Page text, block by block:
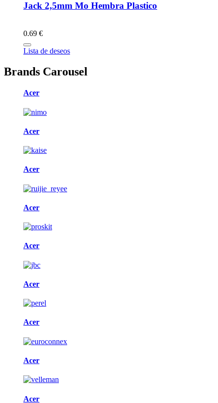
Jack 2,5mm Mo Hembra Plastico
0.69 €
Lista de deseos
Brands Carousel
Acer
Acer
Acer
Acer
Acer
Acer
Acer
Acer
Acer